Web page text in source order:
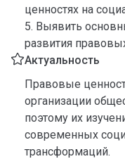
ценностях на
5. Выявить
развития
Актуальность
Правовые
организации
поэтому их
современных
трансформаций.